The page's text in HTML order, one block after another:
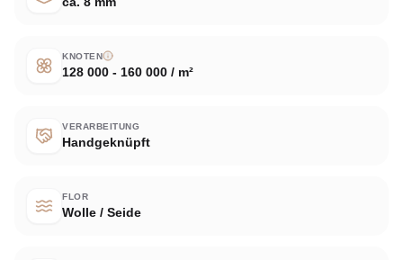
KNOTEN
128 000 - 160 000 / m²
VERARBEITUNG
Handgeknüpft
FLOR
Wolle / Seide